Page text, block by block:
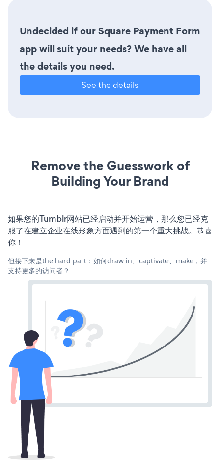
Undecided if our Square Payment Form
app will suit your needs? We have all
the details you need.
See the details
Remove the Guesswork of
Building Your Brand
如果您的Tumblr网站已经启动并开始运营，那么您已经克
服了在建立企业在线形象方面遇到的第一个重大挑战。恭喜
你！
但接下来是the hard part：如何draw in、captivate、make，并
支持更多的访问者？